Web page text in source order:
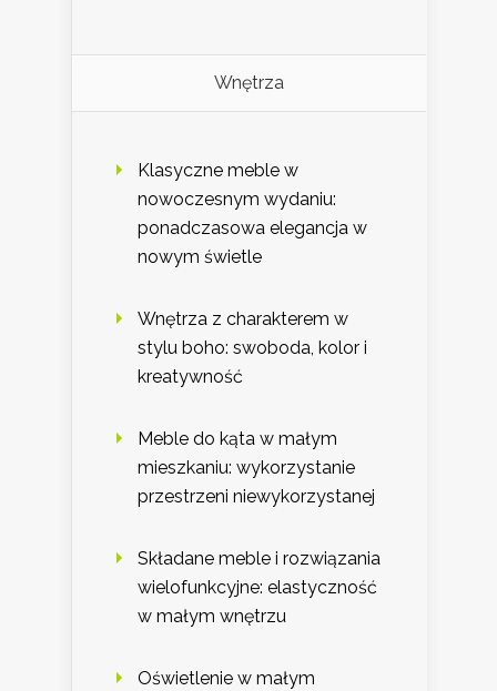
Wnętrza
Klasyczne meble w
nowoczesnym wydaniu:
ponadczasowa elegancja w
nowym świetle
Wnętrza z charakterem w
stylu boho: swoboda, kolor i
kreatywność
Meble do kąta w małym
mieszkaniu: wykorzystanie
przestrzeni niewykorzystanej
Składane meble i rozwiązania
wielofunkcyjne: elastyczność
w małym wnętrzu
Oświetlenie w małym